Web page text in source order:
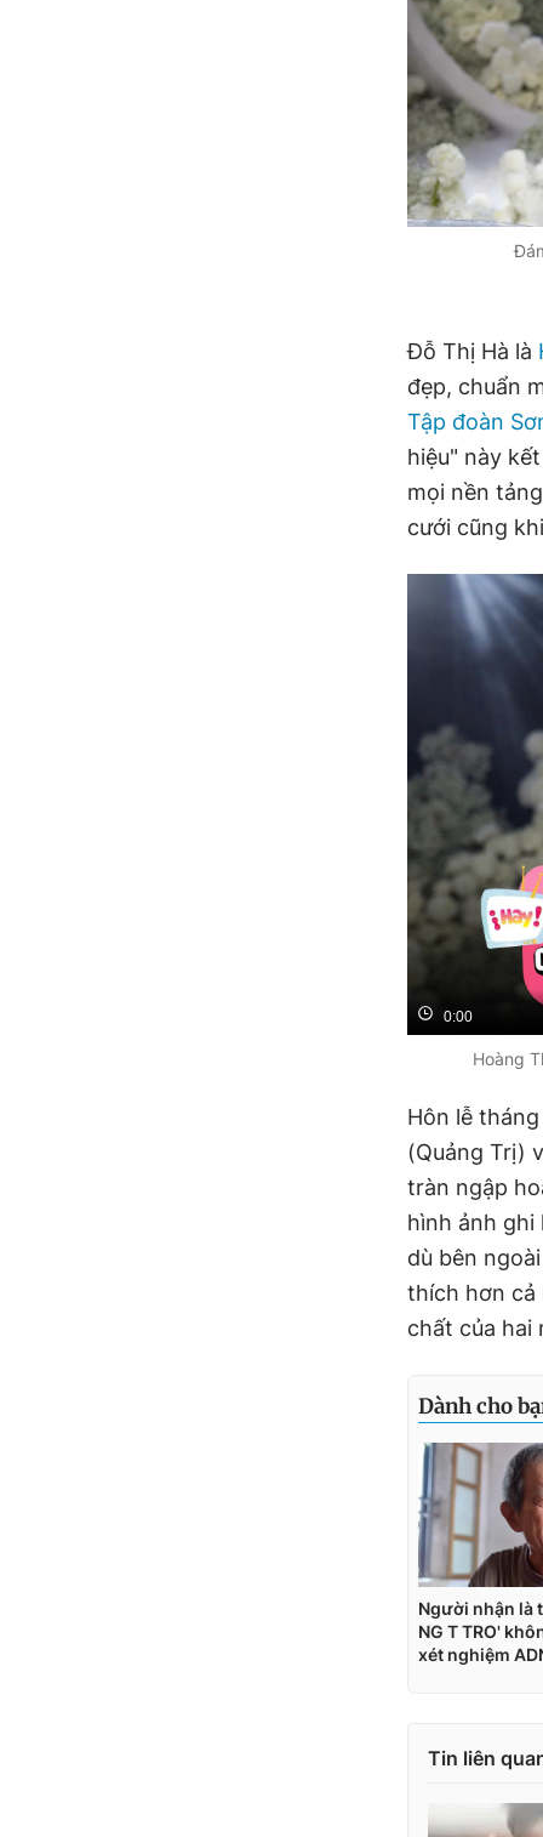
Đỗ Thị Hà là
đẹp, chuẩn
Tập đoàn
hiệu" này
mọi nền
cưới cũng
0:00
Hoàng
Hôn lễ
(Quảng Trị)
tràn ngập
hình ảnh ghi
dù bên
thích hơn cả
chất của hai
Tin liên